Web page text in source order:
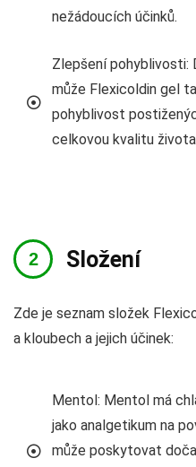
nežádoucích účinků.
Zlepšení
může Flexicoldin gel
pohyblivost
celkovou kvalitu
Složení
Zde je seznam složek
a kloubech a jejich účinek:
Mentol: Mentol má
jako analgetikum na
může poskytovat